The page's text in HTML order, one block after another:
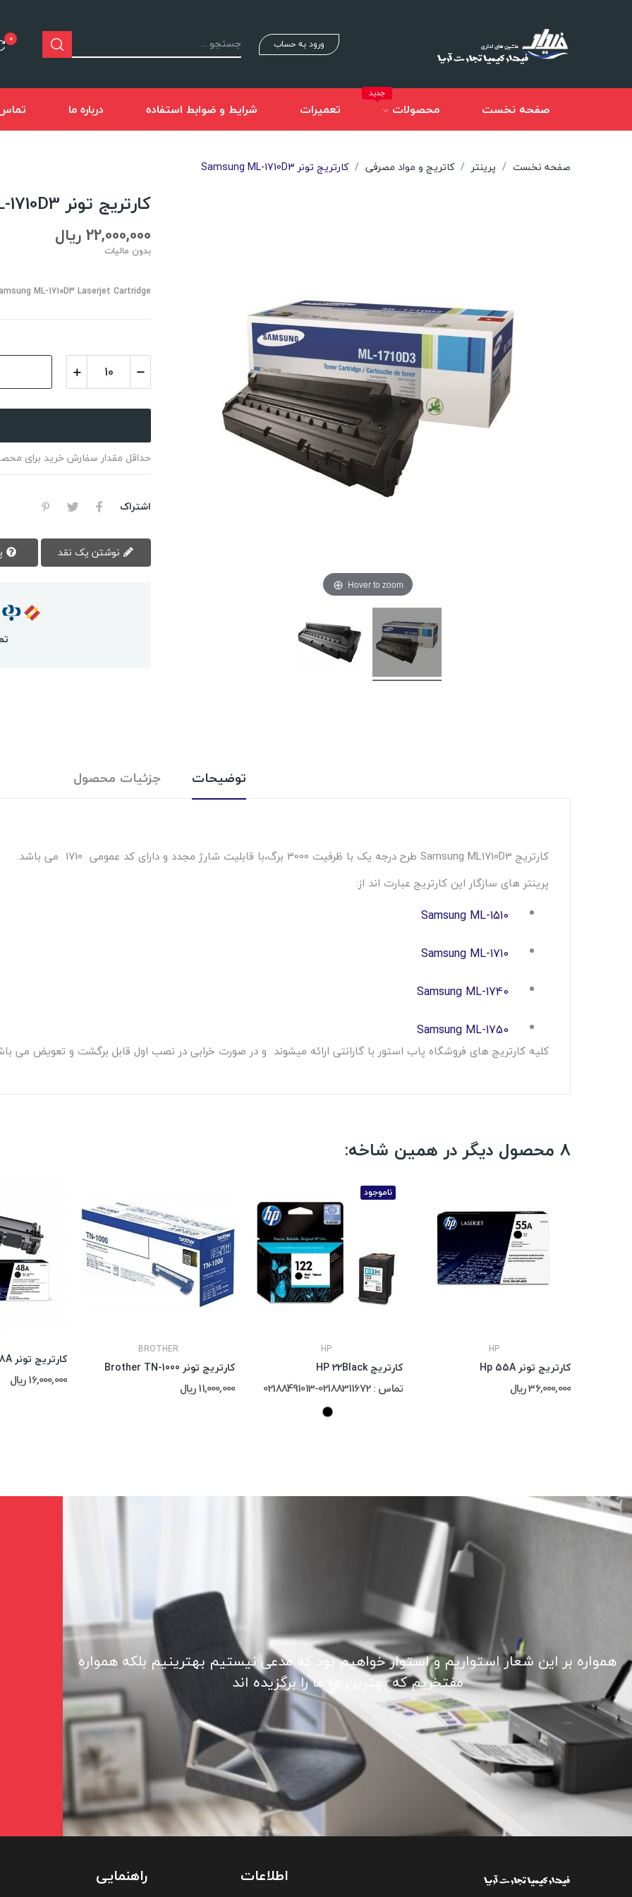
ورود به حساب 0
صفحه نخست محصولات
جدید
تعمیرات شرایط و ضوابط استفاده درباره ما
صفحه نخست پرینتر کاتریج و مواد مصرفی کارتریج تونر Samsung ML-1710D3
Hover to zoom
کارتریج تونر Samsung ML-1710D3
22,000,000 ریال
بدون مالیات
ML-1710D3 Laserjet Cartridge
حداقل مقدار سفارش خرید برای محصول 10
اشتراک
توضیحات جزئیات محصول
کارتریج Samsung ML1710D3 طرح درجه یک با ظرفیت 3000 برگ،با قابلیت شارژ مجدد و دارای کد عمومی 1710 می باشد.
پرینتر های سازگار این کارتریج عبارت اند از:
Samsung ML-1510
Samsung ML-1710
Samsung ML-1740
Samsung ML-1750
کلیه کارتریج های فروشگاه پاب استور با گارانتی ارائه میشوند و در صورت خرابی در نصب اول قابل برگشت و تعویض می
8 محصول دیگر در همین شاخه:
کارتریج تونر Hp 48A
16,000,000 ریال
BROTHER
کارتریج تونر Brother TN-1000
11,000,000 ریال
ناموجود
HP
کارتریج HP 22Black
تماس : 02188311672-02188491013
HP
کارتریج تونر Hp 55A
36,000,000 ریال
همواره بر این شعار استواریم و استوار خواهیم بود که مدعی نیستیم بهترینیم بلکه همواره
مفتخریم که بهترین ها ما را برگزیده اند
اطلاعات راهنمایی